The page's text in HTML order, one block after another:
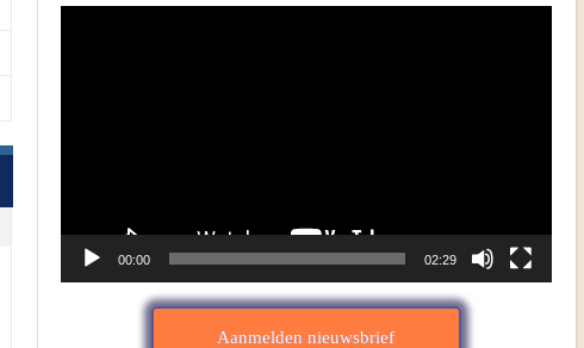
00:00 02:29
Aanmelden nieuwsbrief